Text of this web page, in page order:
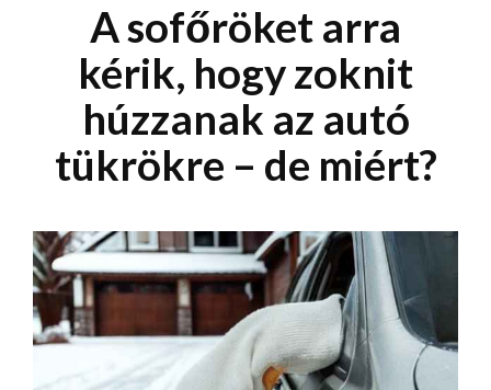
A sofőröket arra
kérik, hogy zoknit
húzzanak az autó
tükrökre – de miért?